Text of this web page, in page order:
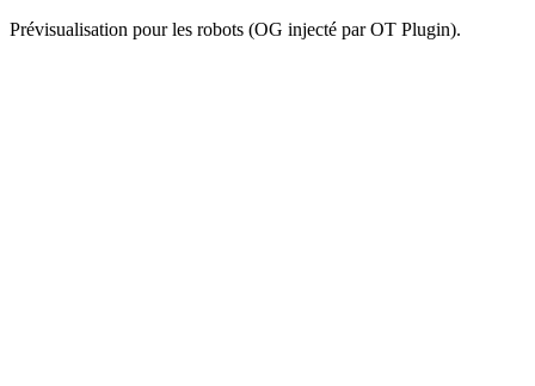
Prévisualisation pour les robots (OG injecté par OT Plugin).